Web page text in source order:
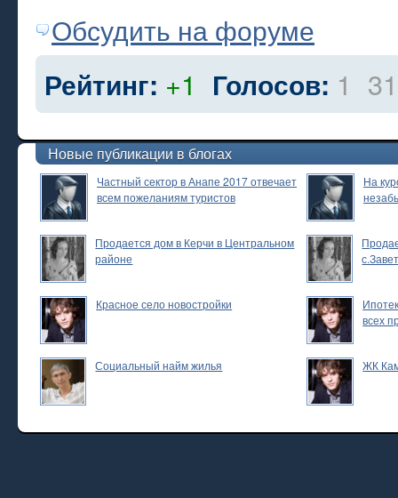
Обсудить на форуме
Рейтинг: +1 Голосов: 1
Новые публикации в блогах
Частный сектор в Анапе 2017 отвечает
всем пожеланиям туристов
На
Продается дом в Керчи в Центральном
районе
Красное село новостройки
всех
Социальный найм жилья ЖК